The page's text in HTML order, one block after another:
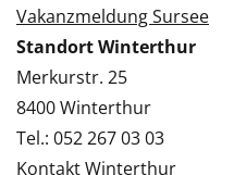
Vakanzmeldung Sursee
Standort Winterthur
Merkurstr. 25
8400 Winterthur
Tel.: 052 267 03 03
Kontakt Winterthur